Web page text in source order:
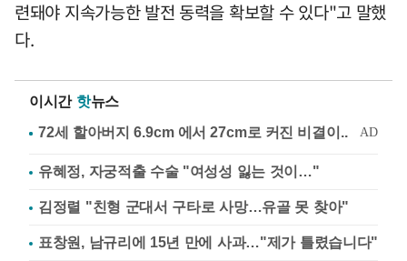
련돼야 지속가능한 발전 동력을 확보할 수 있다"고 말했
다.
이시간 핫뉴스
유혜정, 자궁적출 수술 "여성성 잃는 것이…"
김정렬 "친형 군대서 구타로 사망…유골 못 찾아"
표창원, 남규리에 15년 만에 사과…"제가 틀렸습니다"